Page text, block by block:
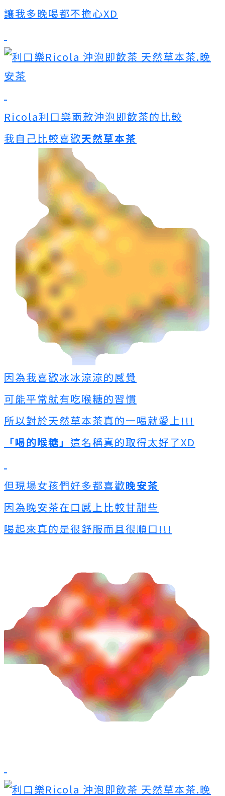
讓我多晚喝都不擔心XD
Ricola利口樂兩款沖泡即飲茶的比較
我自己比較喜歡天然草本茶
因為我喜歡冰冰涼涼的感覺
可能平常就有吃喉糖的習慣
所以對於天然草本茶真的一喝就愛上!!!
「喝的喉糖」 這名稱真的取得太好了XD
但現場女孩們好多都喜歡晚安茶
因為晚安茶在口感上比較甘甜些
喝起來真的是很舒服而且很順口!!!